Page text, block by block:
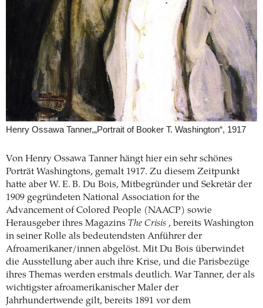
Henry Ossawa Tanner,„Portrait of Booker T. Washington“, 1917
Von Henry Ossawa Tanner hängt hier ein sehr schönes
Porträt Washingtons, gemalt 1917. Zu diesem Zeitpunkt
hatte aber W. E. B. Du Bois, Mitbegründer und Sekretär der
1909 gegründeten National Association for the
Advancement of Colored People (NAACP) sowie
Herausgeber ihres Magazins The Crisis , bereits Washington
in seiner Rolle als bedeutendsten Anführer der
Afroamerikaner/innen abgelöst. Mit Du Bois überwindet
die Ausstellung aber auch ihre Krise, und die Parisbezüge
ihres Themas werden erstmals deutlich. War Tanner, der als
wichtigster afroamerikanischer Maler der
Jahrhundertwende gilt, bereits 1891 vor dem